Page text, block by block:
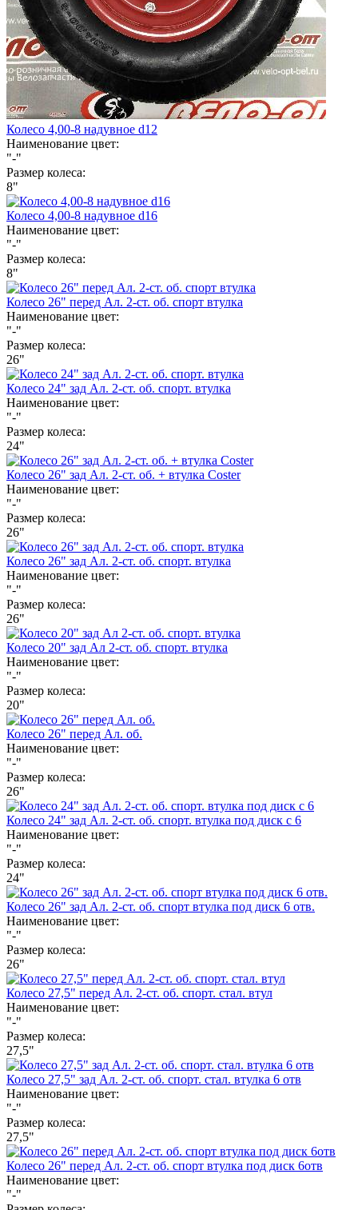
Колесо 4,00-8 надувное d12
Наименование цвет:
"-"
Размер колеса:
8"
Колесо 4,00-8 надувное d16
Наименование цвет:
"-"
Размер колеса:
8"
Колесо 26" перед Ал. 2-ст. об. спорт втулка
Наименование цвет:
"-"
Размер колеса:
26"
Колесо 24" зад Ал. 2-ст. об. спорт. втулка
Наименование цвет:
"-"
Размер колеса:
24"
Колесо 26" зад Ал. 2-ст. об. + втулка Coster
Наименование цвет:
"-"
Размер колеса:
26"
Колесо 26" зад Ал. 2-ст. об. спорт. втулка
Наименование цвет:
"-"
Размер колеса:
26"
Колесо 20" зад Ал 2-ст. об. спорт. втулка
Наименование цвет:
"-"
Размер колеса:
20"
Колесо 26" перед Ал. об.
Наименование цвет:
"-"
Размер колеса:
26"
Колесо 24" зад Ал. 2-ст. об. спорт. втулка под диск с 6
Наименование цвет:
"-"
Размер колеса:
24"
Колесо 26" зад Ал. 2-ст. об. спорт втулка под диск 6 отв.
Наименование цвет:
"-"
Размер колеса:
26"
Колесо 27,5" перед Ал. 2-ст. об. спорт. стал. втул
Наименование цвет:
"-"
Размер колеса:
27,5"
Колесо 27,5" зад Ал. 2-ст. об. спорт. стал. втулка 6 отв
Наименование цвет:
"-"
Размер колеса:
27,5"
Колесо 26" перед Ал. 2-ст. об. спорт втулка под диск 6отв
Наименование цвет:
"-"